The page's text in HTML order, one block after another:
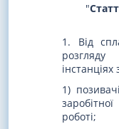
"
1. Від
1)
роботі;